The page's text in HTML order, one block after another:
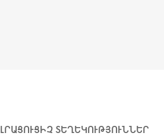
ԼՐԱՑՈՒՑԻՉ ՏԵՂԵԿՈՒԹՅՈՒՆՆԵՐ